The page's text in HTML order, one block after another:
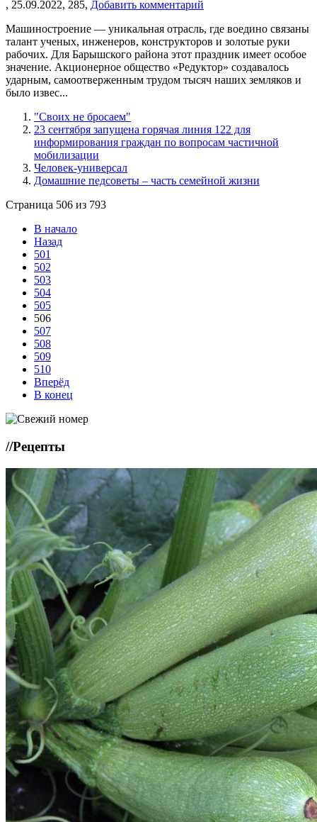
, 25.09.2022, 285, Добавить комментарий
Машиностроение — уникальная отрасль, где воедино связаны
талант ученых, инженеров, конструкторов и золотые руки
рабочих. Для Барышского района этот праздник имеет особое
значение. Акционерное общество «Редуктор» создавалось
ударным, самоотверженным трудом тысяч наших земляков и
было извес...
"Своих не бросаем"
23 сентября запущена горячая линия 122 для
информирования граждан по вопросам частичной
мобилизации
Человек-универсал
Домашние педсоветы – часть семейной жизни
Страница 506 из 793
В начало
Назад
501
502
503
504
505
506
507
508
509
510
Вперёд
В конец
//Рецепты